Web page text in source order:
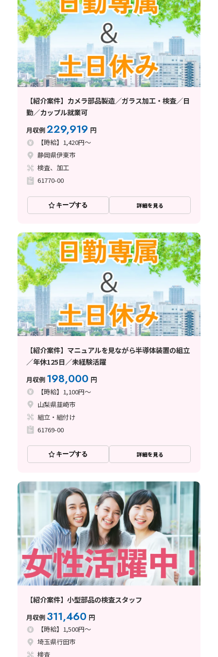
【紹介案件】カメラ部品製造／ガラス加工・検査／日
勤／カップル就業可
月収例229,919 円
【時給】1,420円～
静岡県伊東市
検査、加工
61770-00
キープする 詳細を見る
【紹介案件】マニュアルを見ながら半導体装置の組立
／年休125日／未経験活躍
月収例 198,000 円
【時給】1,100円～
山梨県韮崎市
組立・組付け
61769-00
キープする 詳細を見る
【紹介案件】小型部品の検査スタッフ
月収例 311,460 円
【時給】1,500円～
埼玉県行田市
検査